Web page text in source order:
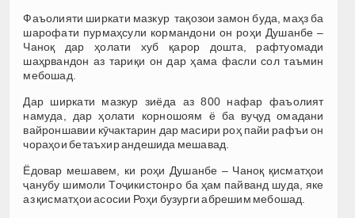
Фаъолияти ширкати мазкур тақозои замон буда, маҳз ба
шарофати пурмаҳсули кормандони он роҳи Душанбе –
Чаноқ дар ҳолати хуб қарор дошта, рафтуомади
шаҳрвандон аз тариқи он дар ҳама фасли сол таъмин
мебошад.
Дар ширкати мазкур зиёда аз 800 нафар фаъолият
намуда, дар ҳолати корношоям ё ба вуҷуд омадани
вайроншавии кӯчактарин дар масири роҳ пайи рафъи он
чораҳои бетаъхир андешида мешавад.
Ёдовар мешавем, ки роҳи Душанбе – Чаноқ қисматҳои
ҷанубу шимоли Тоҷикистонро ба ҳам пайванд шуда, яке
аз қисматҳои асосии Роҳи бузурги абрешим мебошад.